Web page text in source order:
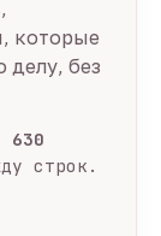
которые
делу, без
630
строк.